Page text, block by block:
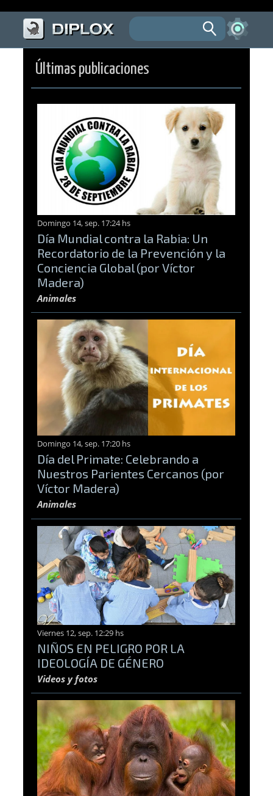
Últimas publicaciones
Domingo 14, sep. 17:24 hs
Día Mundial contra la Rabia: Un
Recordatorio de la Prevención y la
Conciencia Global (por Víctor
Madera)
Animales
Domingo 14, sep. 17:20 hs
Día del Primate: Celebrando a
Nuestros Parientes Cercanos (por
Víctor Madera)
Animales
Viernes 12, sep. 12:29 hs
NIÑOS EN PELIGRO POR LA
IDEOLOGÍA DE GÉNERO
Videos y fotos